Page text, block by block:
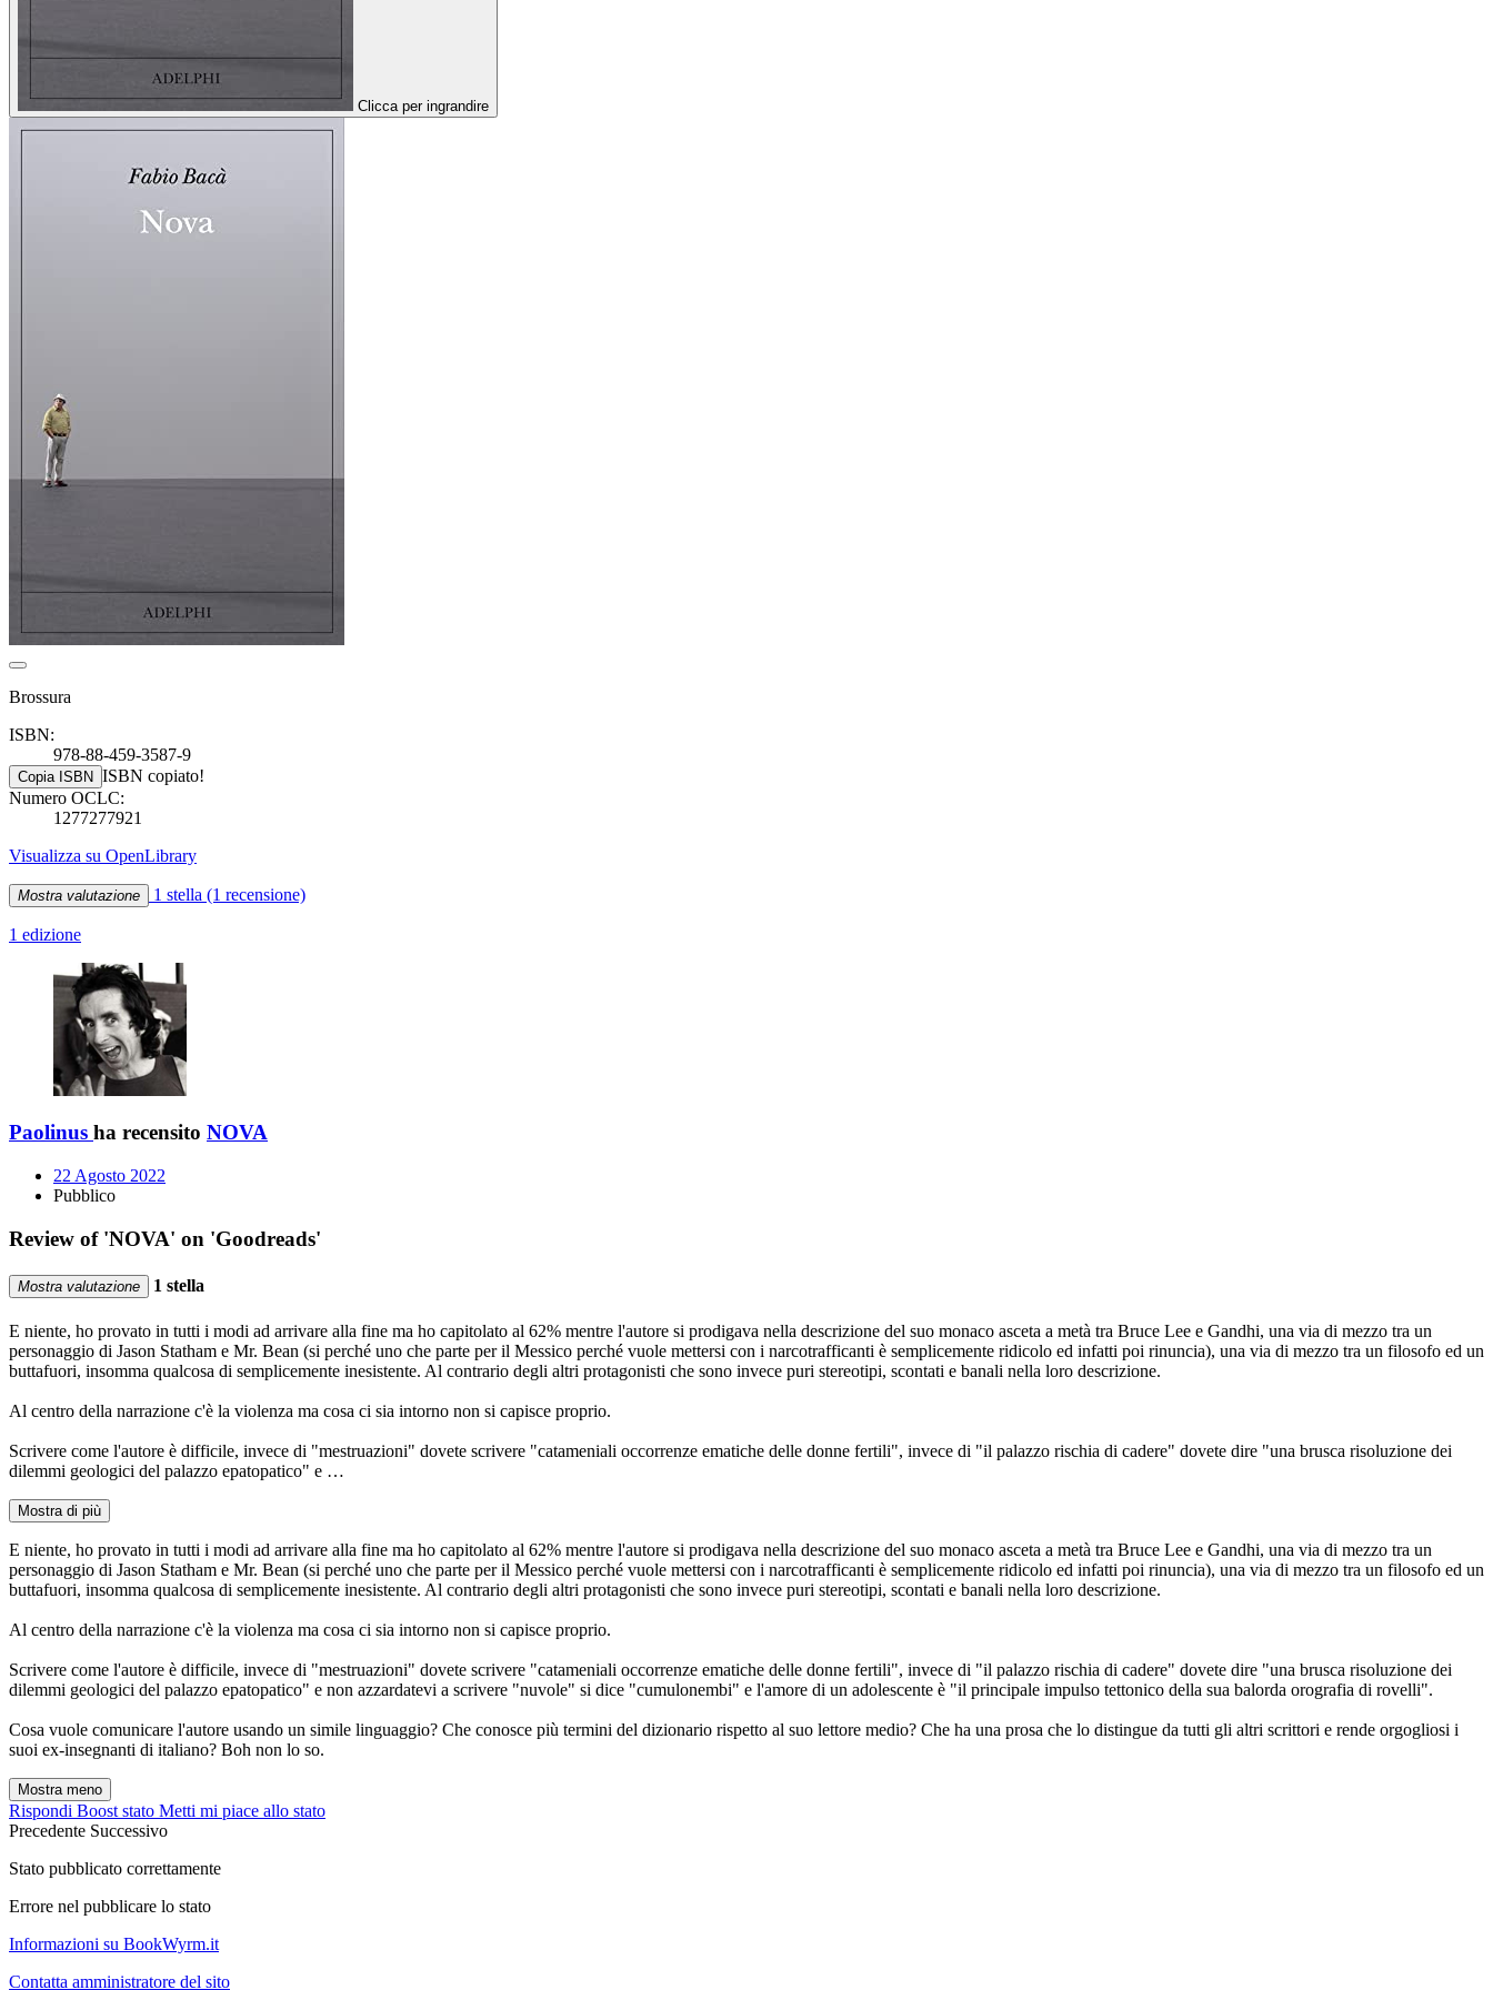
Clicca per ingrandire
Brossura
ISBN:
978-88-459-3587-9
Copia ISBN ISBN copiato!
Numero OCLC:
1277277921
Visualizza su OpenLibrary
Mostra valutazione 1 stella (1 recensione)
1 edizione
Paolinus ha recensito NOVA
22 Agosto 2022
Pubblico
Review of 'NOVA' on 'Goodreads'
Mostra valutazione 1 stella
E niente, ho provato in tutti i modi ad arrivare alla fine ma ho capitolato al 62% mentre l'autore si prodigava nella descrizione del suo monaco asceta a metà tra Bruce Lee e Gandhi, una via di mezzo tra un
personaggio di Jason Statham e Mr. Bean (si perché uno che parte per il Messico perché vuole mettersi con i narcotrafficanti è semplicemente ridicolo ed infatti poi rinuncia), una via di mezzo tra un filosofo ed un
buttafuori, insomma qualcosa di semplicemente inesistente. Al contrario degli altri protagonisti che sono invece puri stereotipi, scontati e banali nella loro descrizione.
Al centro della narrazione c'è la violenza ma cosa ci sia intorno non si capisce proprio.
Scrivere come l'autore è difficile, invece di "mestruazioni" dovete scrivere "catameniali occorrenze ematiche delle donne fertili", invece di "il palazzo rischia di cadere" dovete dire "una brusca risoluzione dei
dilemmi geologici del palazzo epatopatico" e …
Mostra di più
E niente, ho provato in tutti i modi ad arrivare alla fine ma ho capitolato al 62% mentre l'autore si prodigava nella descrizione del suo monaco asceta a metà tra Bruce Lee e Gandhi, una via di mezzo tra un
personaggio di Jason Statham e Mr. Bean (si perché uno che parte per il Messico perché vuole mettersi con i narcotrafficanti è semplicemente ridicolo ed infatti poi rinuncia), una via di mezzo tra un filosofo ed un
buttafuori, insomma qualcosa di semplicemente inesistente. Al contrario degli altri protagonisti che sono invece puri stereotipi, scontati e banali nella loro descrizione.
Al centro della narrazione c'è la violenza ma cosa ci sia intorno non si capisce proprio.
Scrivere come l'autore è difficile, invece di "mestruazioni" dovete scrivere "catameniali occorrenze ematiche delle donne fertili", invece di "il palazzo rischia di cadere" dovete dire "una brusca risoluzione dei
dilemmi geologici del palazzo epatopatico" e non azzardatevi a scrivere "nuvole" si dice "cumulonembi" e l'amore di un adolescente è "il principale impulso tettonico della sua balorda orografia di rovelli".
Cosa vuole comunicare l'autore usando un simile linguaggio? Che conosce più termini del dizionario rispetto al suo lettore medio? Che ha una prosa che lo distingue da tutti gli altri scrittori e rende orgogliosi i
suoi ex-insegnanti di italiano? Boh non lo so.
Mostra meno
Rispondi Boost stato Metti mi piace allo stato
Precedente Successivo
Stato pubblicato correttamente
Errore nel pubblicare lo stato
Informazioni su BookWyrm.it
Contatta amministratore del sito